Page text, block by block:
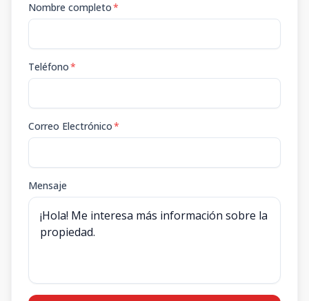
Nombre completo*
Teléfono*
Correo Electrónico*
Mensaje